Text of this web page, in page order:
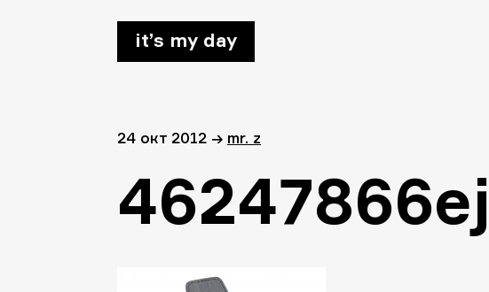
it’s my day
24 окт 2012 → mr. z